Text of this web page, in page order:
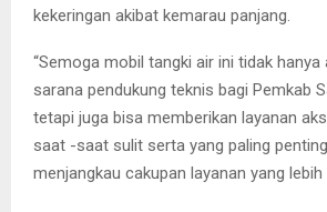
kekeringan akibat kemarau panjang.
“Semoga mobil tangki air ini tidak hanya
sarana pendukung teknis bagi Pemkab
tetapi juga bisa memberikan layanan
saat -saat sulit serta yang paling
menjangkau cakupan layanan yang lebih